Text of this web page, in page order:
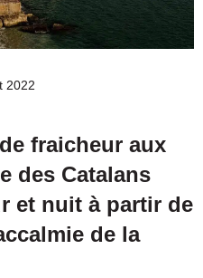
2022
fraicheur aux
des Catalans
et nuit à partir de
de la